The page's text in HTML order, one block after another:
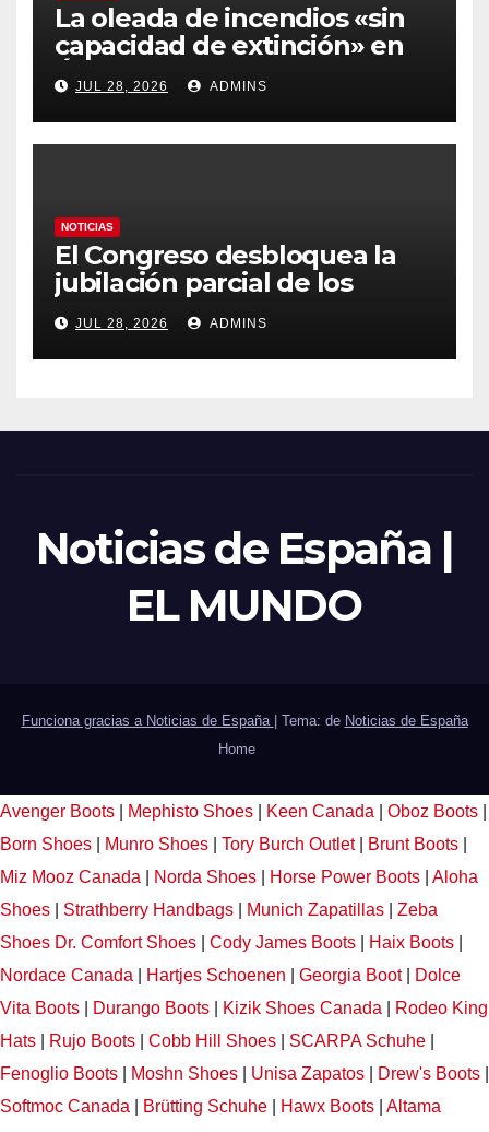
La oleada de incendios «sin
capacidad de extinción» en
Ávila y al oeste de Madrid
obliga a declarar la
emergencia nacional
JUL 28, 2026 ADMINS
NOTICIAS
El Congreso desbloquea la
jubilación parcial de los
trabajadores laborales del
sector público
JUL 28, 2026 ADMINS
Noticias de España |
EL MUNDO
Funciona gracias a Noticias de España Tema: de Noticias de España
Home
Avenger Boots Mephisto Shoes Keen Canada Oboz Boots
Born Shoes
Munro Shoes Tory Burch Outlet Brunt Boots
Miz Mooz Canada
Norda Shoes Horse Power Boots
Aloha
Shoes
Strathberry Handbags Munich Zapatillas
Zeba
Shoes Dr. Comfort Shoes Cody James Boots Haix Boots
Nordace Canada
Hartjes Schoenen Georgia Boot|
Dolce
Vita Boots
Durango Boots Kizik Shoes Canada
Rodeo King
Hats
Rujo Boots Cobb Hill Shoes SCARPA Schuhe
Fenoglio Boots
Moshn Shoes Unisa Zapatos Drew's Boots
Softmoc Canada
Brütting Schuhe Hawx Boots
Altama